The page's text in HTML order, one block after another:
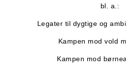
bl. a.:
Legater til dygtige og
Kampen mod vold
Kampen mod